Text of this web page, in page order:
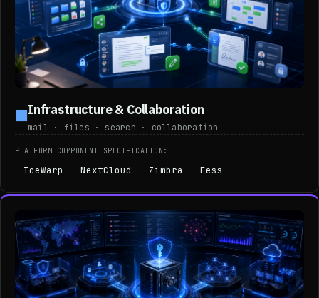
■Infrastructure & Collaboration
mail · files · search · collaboration
PLATFORM COMPONENT SPECIFICATION:
IceWarp NextCloud Zimbra Fess